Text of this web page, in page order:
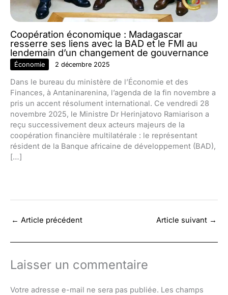
Coopération économique : Madagascar
resserre ses liens avec la BAD et le FMI au
lendemain d’un changement de gouvernance
Économie 2 décembre 2025
Dans le bureau du ministère de l’Économie et des
Finances, à Antaninarenina, l’agenda de la fin novembre a
pris un accent résolument international. Ce vendredi 28
novembre 2025, le Ministre Dr Herinjatovo Ramiarison a
reçu successivement deux acteurs majeurs de la
coopération financière multilatérale : le représentant
résident de la Banque africaine de développement (BAD),
[…]
← Article précédent Article suivant →
Laisser un commentaire
Votre adresse e-mail ne sera pas publiée. Les champs